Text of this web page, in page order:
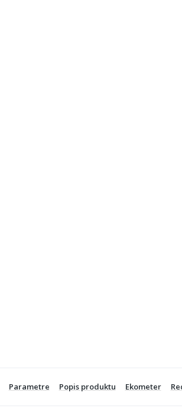
Parametre Popis produktu Ekometer